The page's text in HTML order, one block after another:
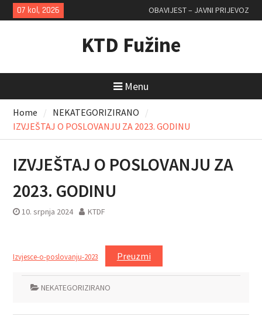
Skip
to
07 kol, 2026 OBAVIJEST – JAVNI PRIJEVOZ
KTD Fužine
Menu
Home
NEKATEGORIZIRANO
IZVJEŠTAJ O POSLOVANJU ZA 2023. GODINU
IZVJEŠTAJ O POSLOVANJU ZA
2023. GODINU
10. srpnja 2024 KTDF
Izvjesce-o-poslovanju-2023 Preuzmi
NEKATEGORIZIRANO